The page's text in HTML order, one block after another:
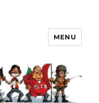
MENU